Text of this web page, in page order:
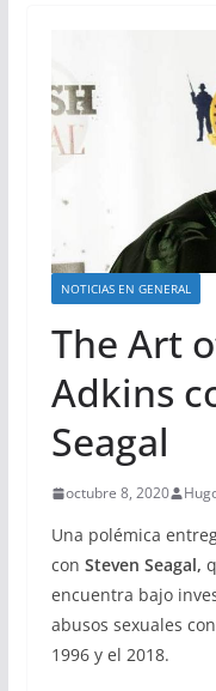
NOTICIAS EN GENERAL
The Art
Adkins
Seagal
octubre 8, 2020
Una polémica
con Steven Seagal,
encuentra bajo
abusos sexuales
1996 y el 2018.